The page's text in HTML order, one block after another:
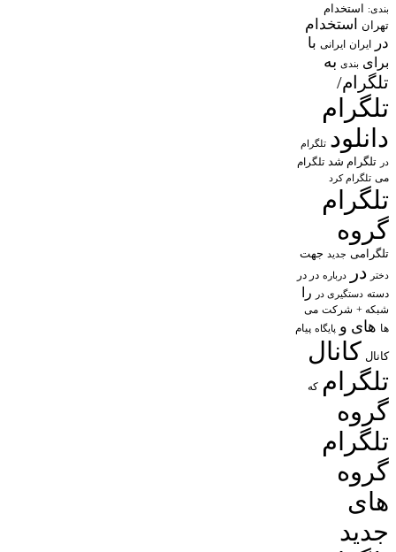
بندی: استخدام
تهران
استخدام
در
ایران ایرانی با
برای بندی به
تلگرام/
تلگرام
دانلود تلگرام
در تلگرام شد تلگرام
می تلگرام کرد
تلگرام
گروه
تلگرامی جدید جهت
دختر در درباره در در
دسته دستگیری در را
شبکه + شرکت می
ها های و پایگاه پیام
کانال کانال
تلگرام که
گروه
تلگرام
گروه
های
جدید